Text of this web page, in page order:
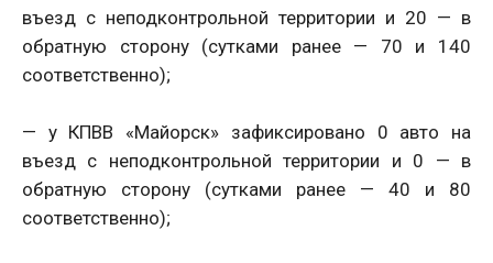
въезд с неподконтрольной территории и 20 — в
обратную сторону (сутками ранее — 70 и 140
соответственно);
— у КПВВ «Майорск» зафиксировано 0 авто на
въезд с неподконтрольной территории и 0 — в
обратную сторону (сутками ранее — 40 и 80
соответственно);